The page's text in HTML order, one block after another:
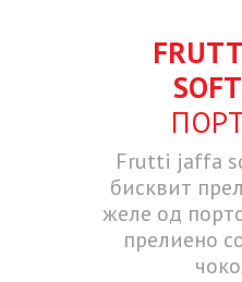
Frutti jaffa
бисквит
желе од
прелиено